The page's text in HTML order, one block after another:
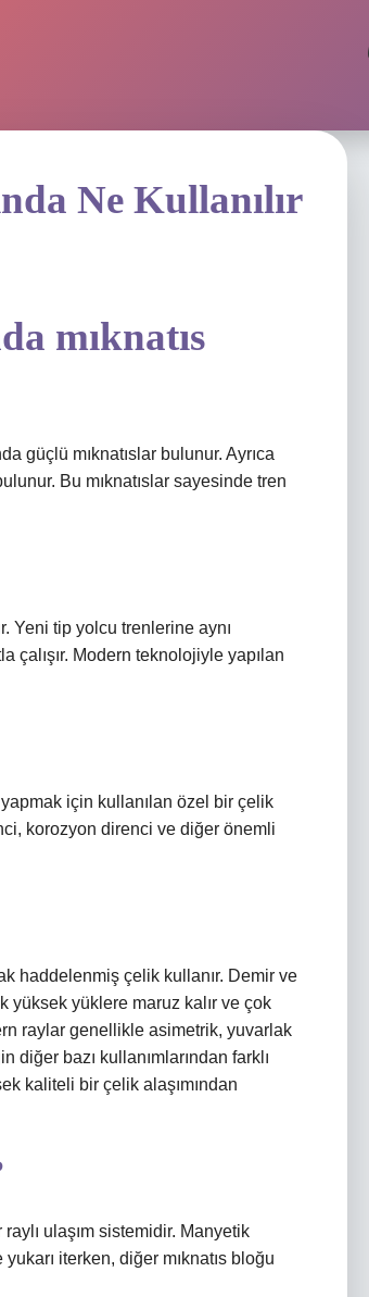
Ne Kullanılır
mıknatıs
güçlü mıknatıslar bulunur. Ayrıca
Bu mıknatıslar sayesinde tren
Yeni tip yolcu trenlerine aynı
çalışır. Modern teknolojiyle yapılan
için kullanılan özel bir çelik
korozyon direnci ve diğer önemli
haddelenmiş çelik kullanır. Demir ve
yüksek yüklere maruz kalır ve çok
raylar genellikle asimetrik, yuvarlak
diğer bazı kullanımlarından farklı
kaliteli bir çelik alaşımından
ulaşım sistemidir. Manyetik
iterken, diğer mıknatıs bloğu
ilbet mobil giriş